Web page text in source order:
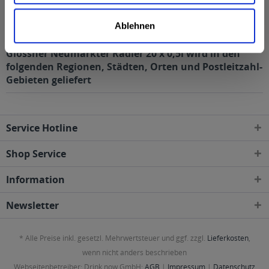
Ablehnen
2,5% volmehr
Glossner Neumarkter Radler 20 x 0,5l wird in den
folgenden Regionen, Städten, Orten und Postleitzahl-
Gebieten geliefert
Service Hotline
Shop Service
Information
Newsletter
* Alle Preise inkl. gesetzl. Mehrwertsteuer und ggf. zzgl. Lieferkosten,
wenn nicht anders beschrieben